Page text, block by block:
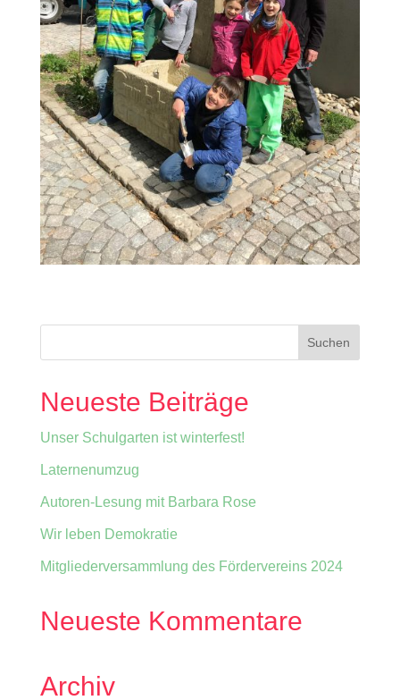
Neueste Beiträge
Unser Schulgarten ist winterfest!
Laternenumzug
Autoren-Lesung mit Barbara Rose
Wir leben Demokratie
Mitgliederversammlung des Fördervereins 2024
Neueste Kommentare
Archiv